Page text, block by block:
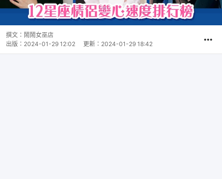
撰文： 鬧鬧女巫店
出版： 2024-01-29 12:02 更新： 2024-01-29 18:42